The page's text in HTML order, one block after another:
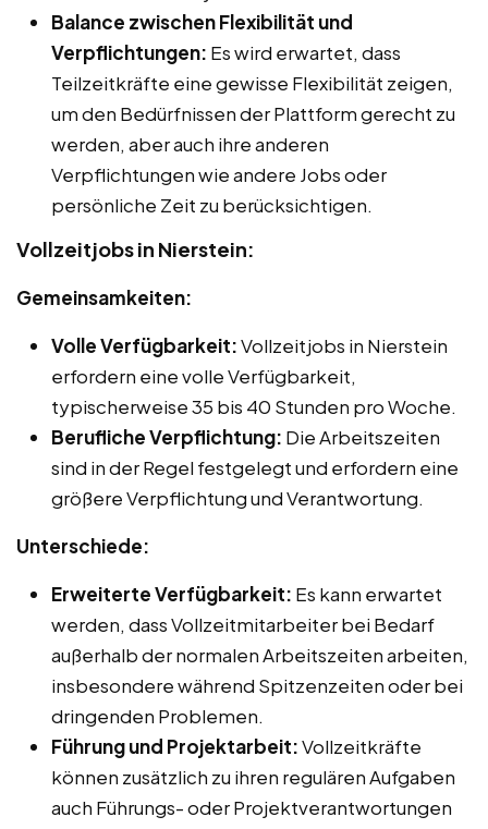
Balance zwischen Flexibilität und
Verpflichtungen: Es wird erwartet, dass
Teilzeitkräfte eine gewisse Flexibilität zeigen,
um den Bedürfnissen der Plattform gerecht zu
werden, aber auch ihre anderen
Verpflichtungen wie andere Jobs oder
persönliche Zeit zu berücksichtigen.
Vollzeitjobs in Nierstein:
Gemeinsamkeiten:
Volle Verfügbarkeit:Vollzeitjobs in Nierstein
erfordern eine volle Verfügbarkeit,
typischerweise 35 bis 40 Stunden pro Woche.
Berufliche Verpflichtung: Die Arbeitszeiten
sind in der Regel festgelegt und erfordern eine
größere Verpflichtung und Verantwortung.
Unterschiede:
Erweiterte Verfügbarkeit: Es kann erwartet
werden, dass Vollzeitmitarbeiter bei Bedarf
außerhalb der normalen Arbeitszeiten arbeiten,
insbesondere während Spitzenzeiten oder bei
dringenden Problemen.
Führung und Projektarbeit:Vollzeitkräfte
können zusätzlich zu ihren regulären Aufgaben
auch Führungs- oder Projektverantwortungen